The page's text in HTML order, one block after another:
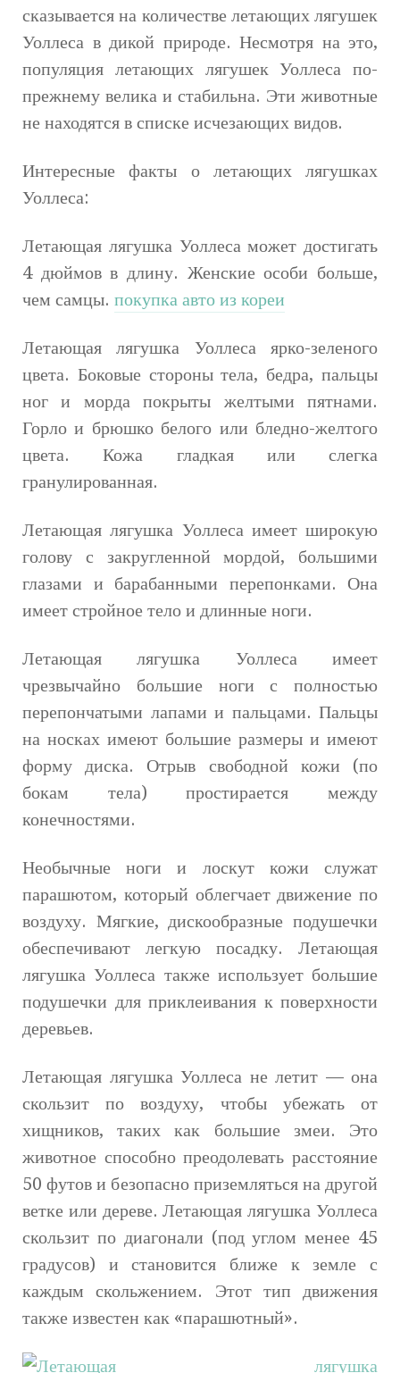
сказывается на количестве летающих лягушек
Уоллеса в дикой природе. Несмотря на это,
популяция летающих лягушек Уоллеса по-
прежнему велика и стабильна. Эти животные
не находятся в списке исчезающих видов.
Интересные факты о летающих лягушках
Уоллеса:
Летающая лягушка Уоллеса может достигать
4 дюймов в длину. Женские особи больше,
чем самцы. покупка авто из кореи
Летающая лягушка Уоллеса ярко-зеленого
цвета. Боковые стороны тела, бедра, пальцы
ног и морда покрыты желтыми пятнами.
Горло и брюшко белого или бледно-желтого
цвета. Кожа гладкая или слегка
гранулированная.
Летающая лягушка Уоллеса имеет широкую
голову с закругленной мордой, большими
глазами и барабанными перепонками. Она
имеет стройное тело и длинные ноги.
Летающая лягушка Уоллеса имеет
чрезвычайно большие ноги с полностью
перепончатыми лапами и пальцами. Пальцы
на носках имеют большие размеры и имеют
форму диска. Отрыв свободной кожи (по
бокам тела) простирается между
конечностями.
Необычные ноги и лоскут кожи служат
парашютом, который облегчает движение по
воздуху. Мягкие, дискообразные подушечки
обеспечивают легкую посадку. Летающая
лягушка Уоллеса также использует большие
подушечки для приклеивания к поверхности
деревьев.
Летающая лягушка Уоллеса не летит — она
скользит по воздуху, чтобы убежать от
хищников, таких как большие змеи. Это
животное способно преодолевать расстояние
50 футов и безопасно приземляться на другой
ветке или дереве. Летающая лягушка Уоллеса
скользит по диагонали (под углом менее 45
градусов) и становится ближе к земле с
каждым скольжением. Этот тип движения
также известен как «парашютный».